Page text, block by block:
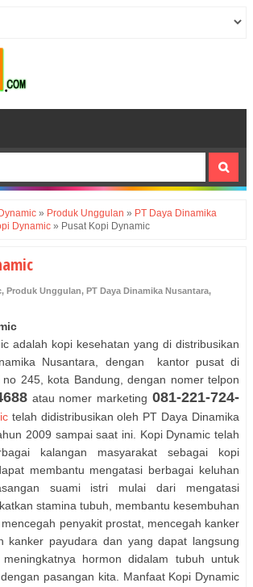
» Produk Unggulan » PT Daya Dinamika
Dynamic » Pusat Kopi Dynamic
, Produk Unggulan, PT Daya Dinamika Nusantara,
kopi kesehatan yang di distribusikan
Nusantara, dengan kantor pusat di
no 245, kota Bandung, dengan nomer telpon
atau nomer marketing 081-221-724-
telah didistribusikan oleh PT Daya Dinamika
2009 sampai saat ini. Kopi Dynamic telah
kalangan masyarakat sebagai kopi
membantu mengatasi berbagai keluhan
suami istri mulai dari mengatasi
stamina tubuh, membantu kesembuhan
penyakit prostat, mencegah kanker
kanker payudara dan yang dapat langsung
hormon didalam tubuh untuk
pasangan kita. Manfaat Kopi Dynamic